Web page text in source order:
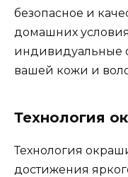
безопасноe и
домашних
индивидуальные
вашей кожи и
Теxнология
Технология
достижения